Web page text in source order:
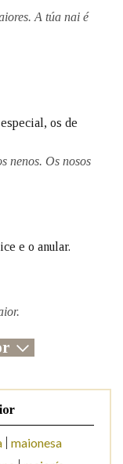
A túa nai é
os de
nenos. Os nosos
e o anular.
maionesa